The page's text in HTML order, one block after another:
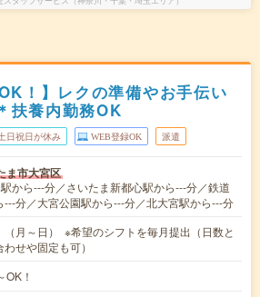
！】レクの準備やお手伝い
扶養内勤務OK
日祝日が休み WEB登録OK 派遣
ま市大宮区
から---分／さいたま新都心駅から---分／鉄道
---分／大宮公園駅から---分／北大宮駅から---分
（月～日） ※希望のシフトを毎月提出（日数と
せや固定も可）
！